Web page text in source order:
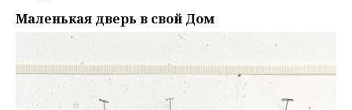
Маленькая дверь в свой Дом